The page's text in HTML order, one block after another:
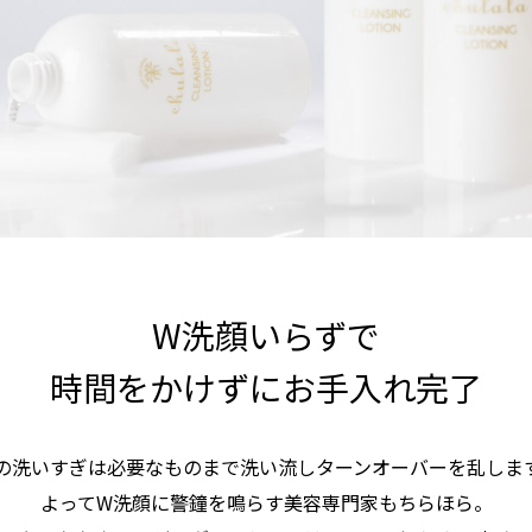
W洗顔いらずで
時間をかけずにお手入れ完了
洗いすぎは必要なものまで洗い流しターンオーバーを乱しま
よってW洗顔に警鐘を鳴らす美容専門家もちらほら。